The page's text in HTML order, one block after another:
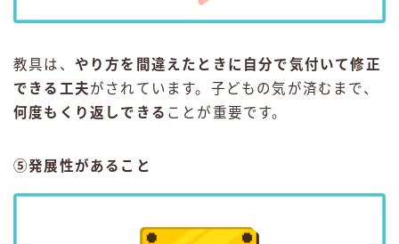
教具は、 やり方を間違えたときに自分で気付いて修正
できる工夫がされています。子どもの気が済むまで、
何度もくり返しできる ことが重要です。
⑤発展性があること